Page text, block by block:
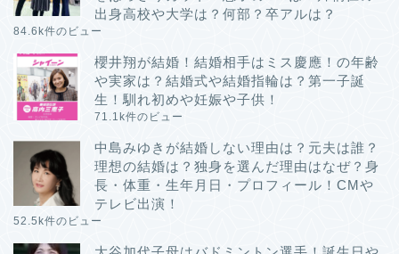
出身高校や大学は？何部？卒アルは？
84.6k件のビュー
櫻井翔が結婚！結婚相手はミス慶應！の年齢
や実家は？結婚式や結婚指輪は？第一子誕
生！馴れ初めや妊娠や子供！
71.1k件のビュー
中島みゆきが結婚しない理由は？元夫は誰？
理想の結婚は？独身を選んだ理由はなぜ？身
長・体重・生年月日・プロフィール！CMや
テレビ出演！
52.5k件のビュー